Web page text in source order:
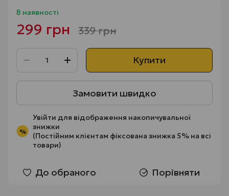
В наявності
299 грн 339 грн
Купити
Замовити швидко
%
Увійти для відображення накопичувальної
знижки
(Постійним клієнтам фіксована знижка 5% на всі
товари)
До обраного Порівняти